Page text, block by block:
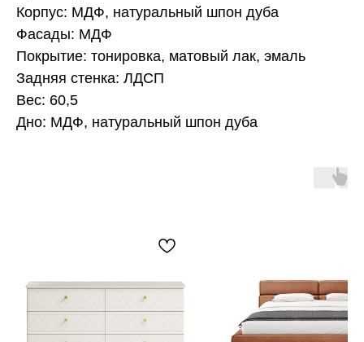
Корпус: МДФ, натуральный шпон дуба
Фасады: МДФ
Покрытие: тонировка, матовый лак, эмаль
Задняя стенка: ЛДСП
Вес: 60,5
Дно: МДФ, натуральный шпон дуба